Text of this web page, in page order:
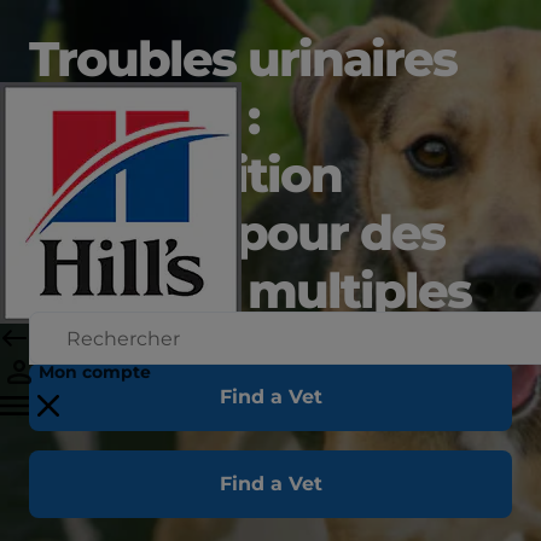
Mon compte
Troubles urinaires
du chien :
une nutrition
adaptée pour des
bienfaits multiples
Find a Vet
Find a Vet